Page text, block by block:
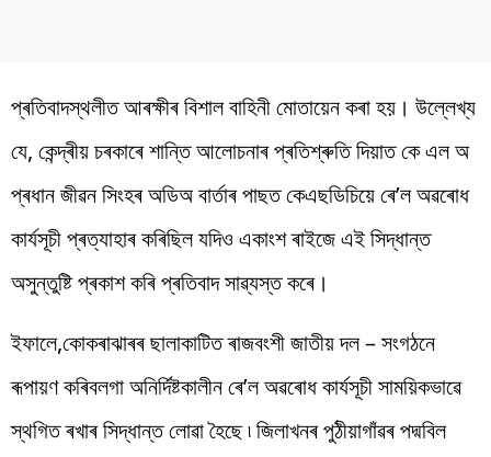
প্ৰতিবাদস্থলীত আৰক্ষীৰ বিশাল বাহিনী মোতায়েন কৰা হয়। উল্লেখ্য
যে, কেন্দ্ৰীয় চৰকাৰে শান্তি আলোচনাৰ প্ৰতিশ্ৰুতি দিয়াত কে এল অ
প্ৰধান জীৱন সিংহৰ অডিঅ বাৰ্তাৰ পাছত কেএছডিচিয়ে ৰে’ল অৱৰোধ
কাৰ্যসূচী প্ৰত্যাহাৰ কৰিছিল যদিও একাংশ ৰাইজে এই সিদ্ধান্ত
অসুন্তুষ্টি প্ৰকাশ কৰি প্ৰতিবাদ সাৱ্যস্ত কৰে।
ইফালে,কোকৰাঝাৰৰ ছালাকাটিত ৰাজবংশী জাতীয় দল – সংগঠনে
ৰূপায়ণ কৰিবলগা অনিৰ্দিষ্টকালীন ৰে’ল অৱৰোধ কাৰ্যসূচী সাময়িকভাৱে
স্থগিত ৰখাৰ সিদ্ধান্ত লোৱা হৈছে ৷ জিলাখনৰ পুঠীয়াগাঁৱৰ পদ্মবিল